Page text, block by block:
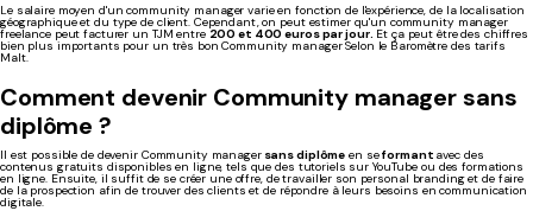
Le salaire moyen d'un community manager varie en fonction de l'expérience, de la localisation
géographique et du type de client. Cependant, on peut estimer qu'un community manager
freelance peut facturer un TJM entre 200 et 400 euros par jour. Et ça peut être des chiffres
bien plus importants pour un très bon Community manager Selon le Baromètre des tarifs
Malt.
Comment devenir Community manager sans
diplôme ?
Il est possible de devenir Community managersans diplôme en seformant avec des
contenus gratuits disponibles en ligne, tels que des tutoriels sur YouTube ou des formations
en ligne. Ensuite, il suffit de se créer une offre, de travailler son personal branding et de faire
de la prospection afin de trouver des clients et de répondre à leurs besoins en communication
digitale.